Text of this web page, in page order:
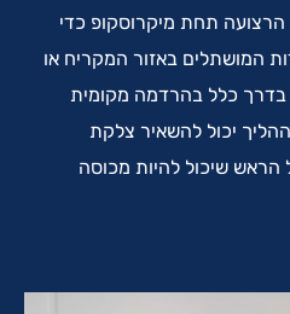
תחת מיקרוסקופ כדי
המושתלים באזור המקריח או
כלל בהרדמה מקומית
יכול להשאיר צלקת
הראש שיכול להיות מכוסה